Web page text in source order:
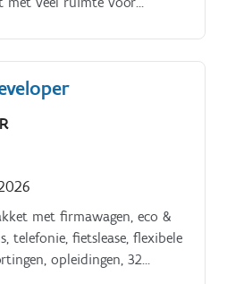
applicaties in Out.
met firmawagen, eco &
telefonie, fietslease, flexibele
opleidingen, 32